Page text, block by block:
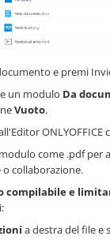
e premi
un modulo Da
Vuoto.
come .pdf per
collaborazione.
compilabile e
a destra del file e